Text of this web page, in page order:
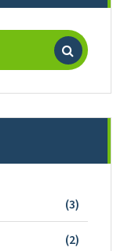
(3)
(2)